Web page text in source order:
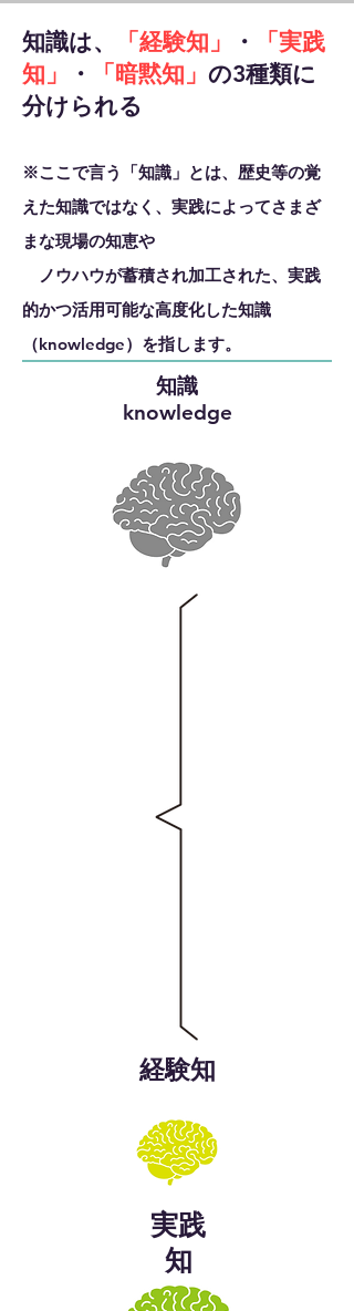
知識は、 「経験知」 ・
「実践
知」
・ 「暗黙知」 の3種類に
分けられる
※ここで言う「知識」とは、歴史等の覚
えた知識ではなく、実践によってさまざ
まな現場の知恵や
ノウハウが蓄積され加工された、実践
的かつ活用可能な高度化した知識
（knowledge）を指します。
​知識
​knowledge
経験知
実践
知